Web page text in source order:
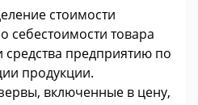
стоимости
себестоимости товара
средства предприятию по
продукции.
включенные в цену,